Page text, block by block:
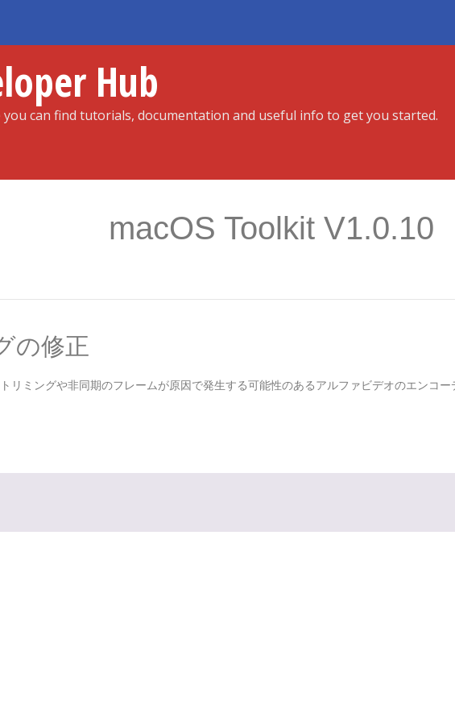
Hub
can find tutorials, documentation and useful info to get you started.
macOS Toolkit V1.0.10
の修正
トリミングや非同期のフレームが原因で発生する可能性のあるアルファビデオのエンコ